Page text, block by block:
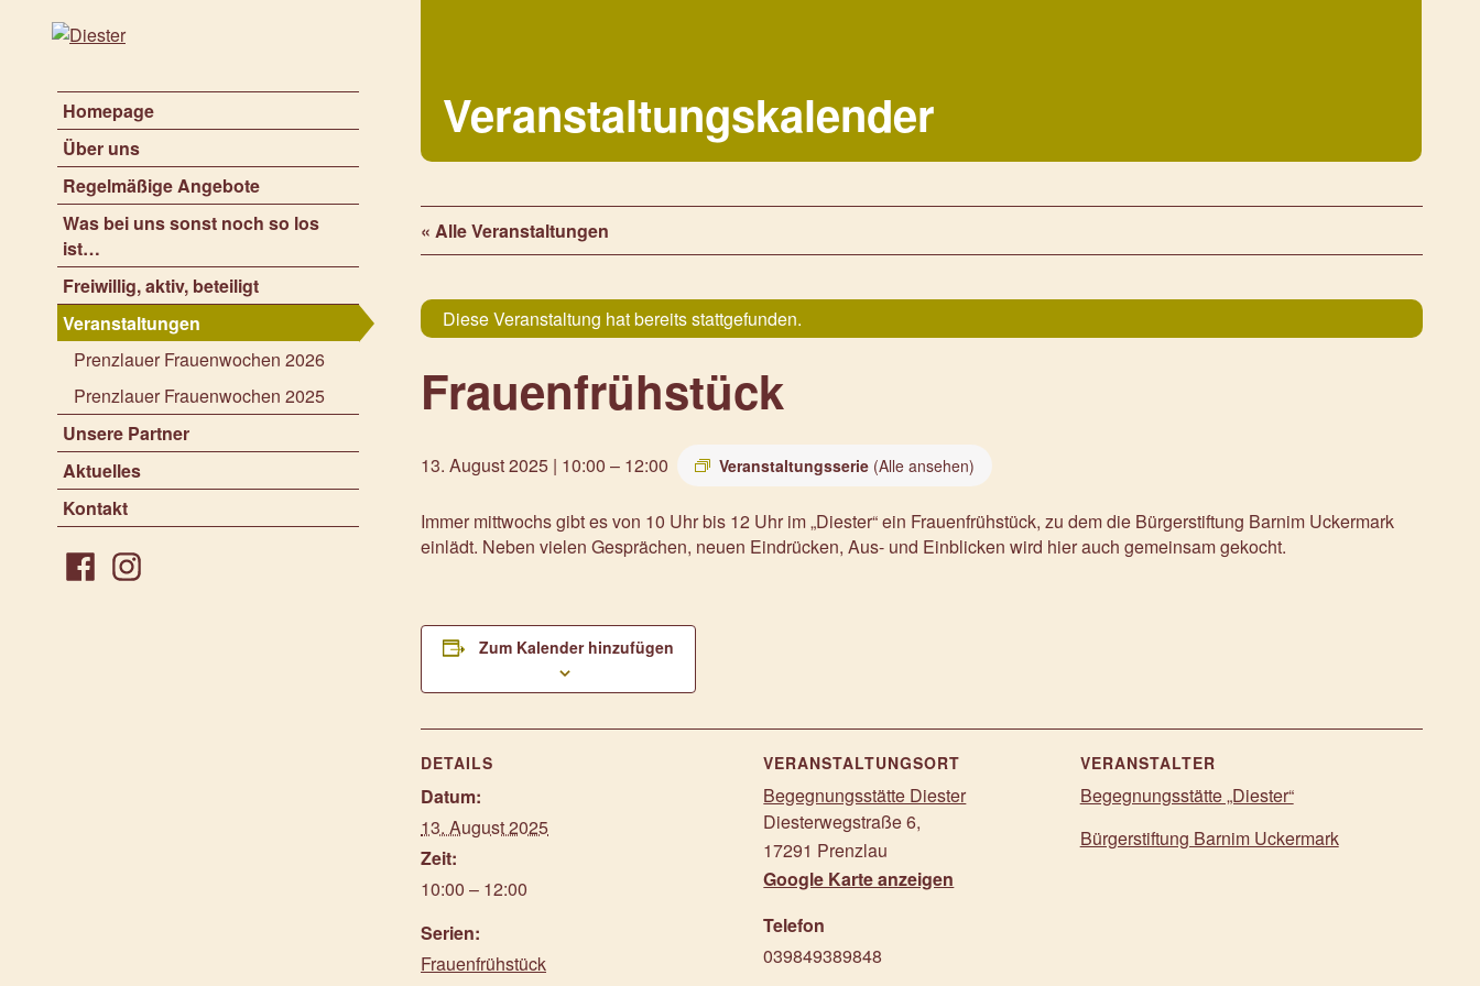
Homepage
Über uns
Regelmäßige Angebote
Was bei uns sonst noch so los
ist…
Freiwillig, aktiv, beteiligt
Veranstaltungen
Prenzlauer Frauenwochen 2026
Prenzlauer Frauenwochen 2025
Unsere Partner
Aktuelles
Kontakt
Veranstaltungskalender
« Alle Veranstaltungen
Diese Veranstaltung hat bereits stattgefunden.
Frauenfrühstück
13. August 2025 | 10:00 – 12:00 Veranstaltungsserie (Alle ansehen)
Immer mittwochs gibt es von 10 Uhr bis 12 Uhr im „Diester“ ein Frauenfrühstück, zu dem die Bürgerstiftung Barnim Uckermark
einlädt. Neben vielen Gesprächen, neuen Eindrücken, Aus- und Einblicken wird hier auch gemeinsam gekocht.
Zum Kalender hinzufügen
DETAILS
Datum:
13. August 2025
Zeit:
10:00 – 12:00
Serien:
Frauenfrühstück
VERANSTALTUNGSORT
Begegnungsstätte Diester
Diesterwegstraße 6,
17291 Prenzlau
Google Karte anzeigen
Telefon
039849389848
VERANSTALTER
Begegnungsstätte „Diester“
Bürgerstiftung Barnim Uckermark